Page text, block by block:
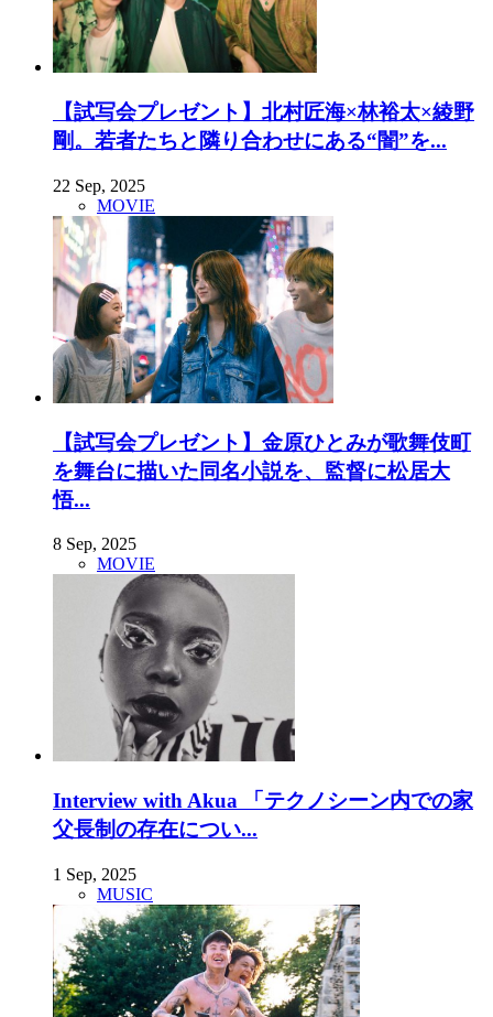
【試写会プレゼント】北村匠海×林裕太×綾野
剛。若者たちと隣り合わせにある“闇”を...
22 Sep, 2025
MOVIE
【試写会プレゼント】金原ひとみが歌舞伎町
を舞台に描いた同名小説を、監督に松居大
悟...
8 Sep, 2025
MOVIE
Interview with Akua 「テクノシーン内での家
父長制の存在につい...
1 Sep, 2025
MUSIC